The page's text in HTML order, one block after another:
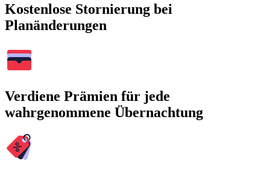
Kostenlose Stornierung bei
Planänderungen
Verdiene Prämien für jede
wahrgenommene Übernachtung